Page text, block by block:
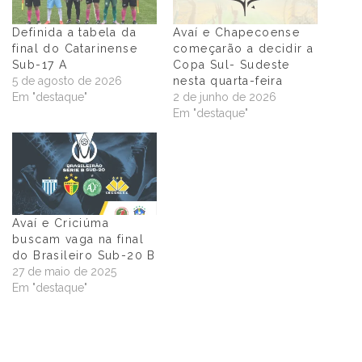
Definida a tabela da
final do Catarinense
Sub-17 A
5 de agosto de 2026
Em "destaque"
Avaí e Chapecoense
começarão a decidir a
Copa Sul- Sudeste
nesta quarta-feira
2 de junho de 2026
Em "destaque"
Avaí e Criciúma
buscam vaga na final
do Brasileiro Sub-20 B
27 de maio de 2025
Em "destaque"